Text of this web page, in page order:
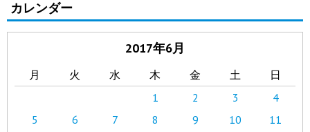
カレンダー
2017年6月
月 火 水 木 金 土
日
1
2 3
4
5
6 7 8 9 10
11